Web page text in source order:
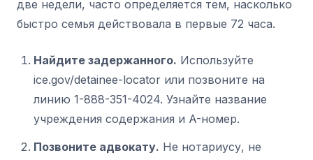
две недели, часто определяется тем, насколько
быстро семья действовала в первые 72 часа.
Найдите задержанного. Используйте
ice.gov/detainee-locator или позвоните на
линию 1-888-351-4024. Узнайте название
учреждения содержания и A-номер.
Позвоните адвокату. Не нотариусу, не